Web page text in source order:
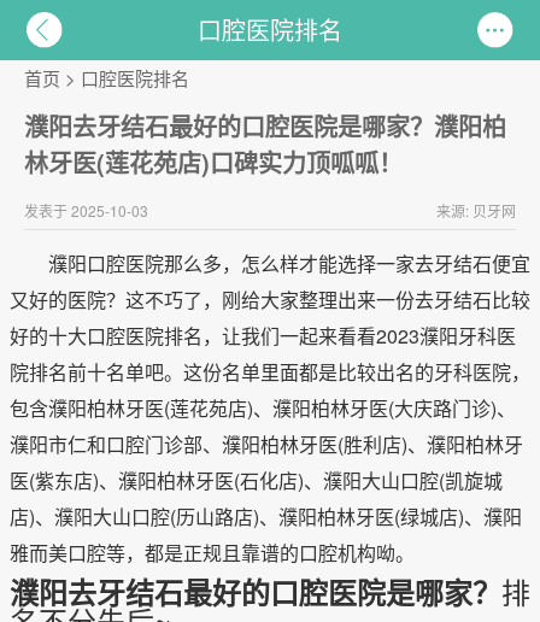
口腔医院排名
首页 > 口腔医院排名
濮阳去牙结石最好的口腔医院是哪家？濮阳柏
林牙医(莲花苑店)口碑实力顶呱呱！
发表于 2025-10-03 来源: 贝牙网
濮阳口腔医院那么多，怎么样才能选择一家去牙结石便宜
又好的医院？这不巧了，刚给大家整理出来一份去牙结石比较
好的十大口腔医院排名，让我们一起来看看2023濮阳牙科医
院排名前十名单吧。这份名单里面都是比较出名的牙科医院，
包含濮阳柏林牙医(莲花苑店)、濮阳柏林牙医(大庆路门诊)、
濮阳市仁和口腔门诊部、濮阳柏林牙医(胜利店)、濮阳柏林牙
医(紫东店)、濮阳柏林牙医(石化店)、濮阳大山口腔(凯旋城
店)、濮阳大山口腔(历山路店)、濮阳柏林牙医(绿城店)、濮阳
雅而美口腔等，都是正规且靠谱的口腔机构呦。
濮阳去牙结石最好的口腔医院是哪家？ 排